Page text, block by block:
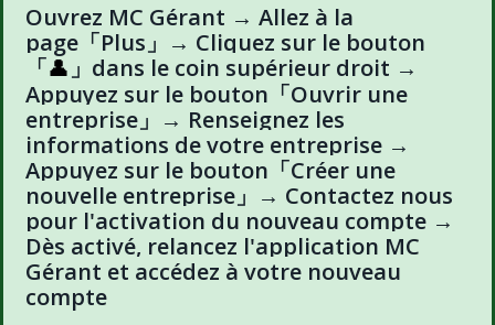
Ouvrez MC Gérant → Allez à la
page「Plus」→ Cliquez sur le bouton
「👤 」dans le coin supérieur droit →
Appuyez sur le bouton「Ouvrir une
entreprise」→ Renseignez les
informations de votre entreprise →
Appuyez sur le bouton「Créer une
nouvelle entreprise」→ Contactez nous
pour l'activation du nouveau compte →
Dès activé, relancez l'application MC
Gérant et accédez à votre nouveau
compte